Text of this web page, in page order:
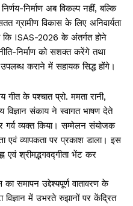
निर्माण अब विकल्प नहीं, बल्कि
ग्रामीण विकास के लिए अनिवार्यता
कि ISAS-2026 के अंतर्गत होने
निर्माण को सशक्त करेंगे तथा
कराने में सहायक सिद्ध होंगे।
गीत के पश्चात प्रो. ममता रानी,
विज्ञान संकाय ने स्वागत भाषण देते
गर्व व्यक्त किया। सम्मेलन संयोजक
एवं व्यापकता पर प्रकाश डाला। इस
एवं श्रीमद्भगवद्गीता भेंट कर
समापन उद्देश्यपूर्ण वातावरण के
में उभरते रुझानों पर केंद्रित